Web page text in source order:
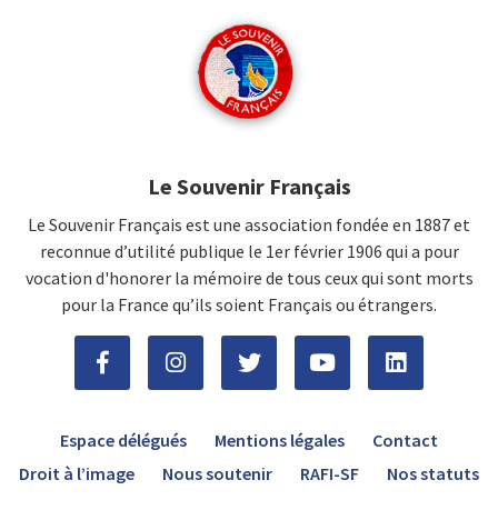
Le Souvenir Français
Le Souvenir Français est une association fondée en 1887 et
reconnue d’utilité publique le 1er février 1906 qui a pour
vocation d'honorer la mémoire de tous ceux qui sont morts
pour la France qu’ils soient Français ou étrangers.
Espace délégués Mentions légales
Contact
Droit à l’image
Nous soutenir RAFI-SF Nos statuts